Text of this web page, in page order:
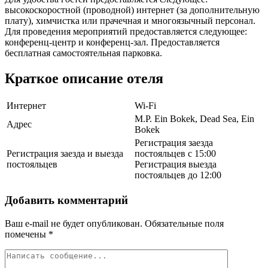
высокоскоростной (проводной) интернет (за дополнительную
плату), химчистка или прачечная и многоязычный персонал.
Для проведения мероприятий предоставляется следующее:
конференц-центр и конференц-зал. Предоставляется
бесплатная самостоятельная парковка.
Краткое описание отеля
Интернет
Wi-Fi
Адрес
M.P. Ein Bokek, Dead Sea, Ein
Bokek
Регистрация заезда и выезда
постояльцев
Регистрация заезда
постояльцев с 15:00
Регистрация выезда
постояльцев до 12:00
Добавить комментарий
Ваш e-mail не будет опубликован. Обязательные поля
помечены *